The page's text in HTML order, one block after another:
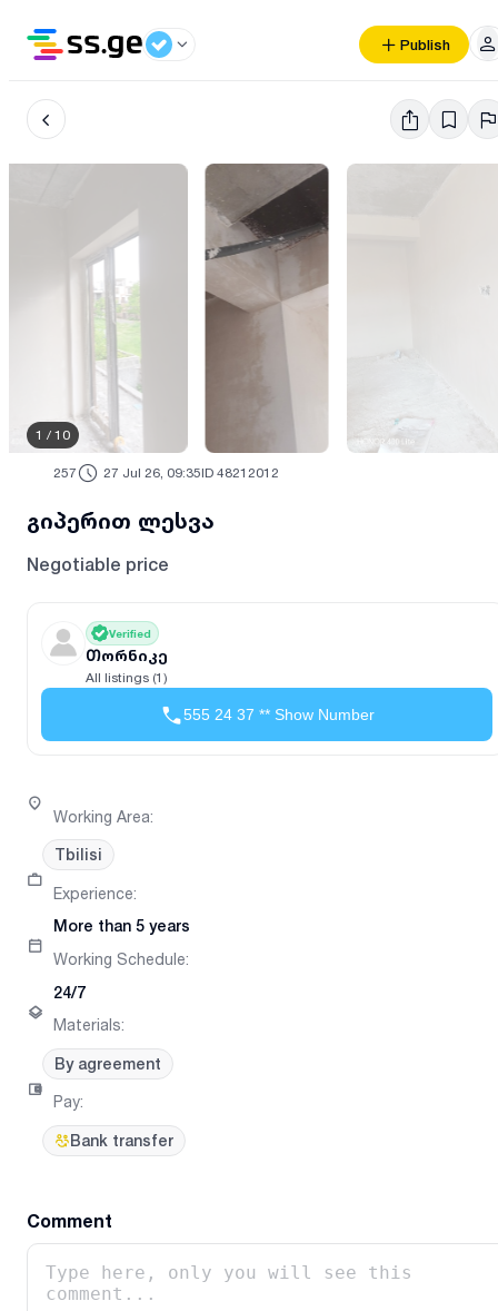
Publish
1 / 10
257 27 Jul 26, 09:35ID 48212012
გიპერით ლესვა
Negotiable price
Verified
Თორნიკე
All listings (1)
555 24 37 ** Show Number
Working Area:
Tbilisi
Experience:
More than 5 years
Working Schedule:
24/7
Materials:
By agreement
Pay:
Bank transfer
Comment